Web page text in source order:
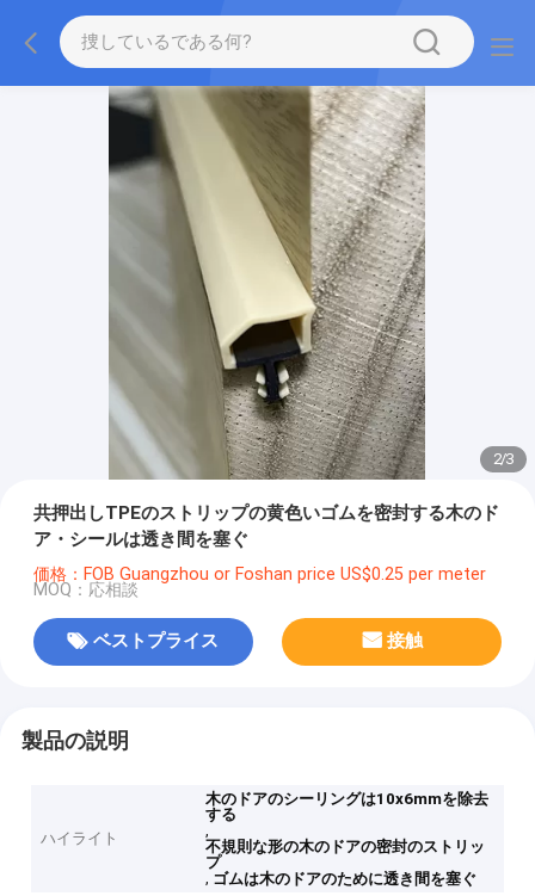
2/3
共押出しTPEのストリップの黄色いゴムを密封する木のド
ア・シールは透き間を塞ぐ
価格：FOB Guangzhou or Foshan price US$0.25 per meter
MOQ：応相談
ベストプライス 接触
製品の説明
ハイライト
木のドアのシーリングは10x6mmを除去
する
,
不規則な形の木のドアの密封のストリッ
プ
, ゴムは木のドアのために透き間を塞ぐ